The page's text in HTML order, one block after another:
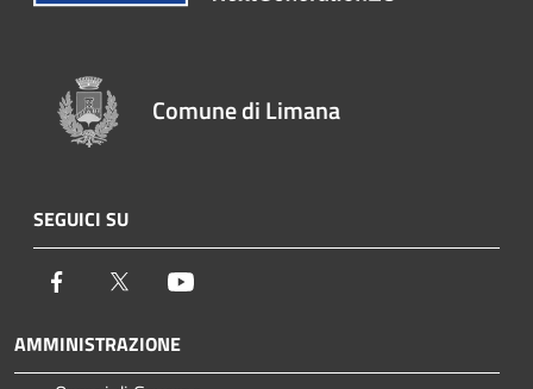
Comune di Limana
SEGUICI SU
Facebook Twitter
AMMINISTRAZIONE